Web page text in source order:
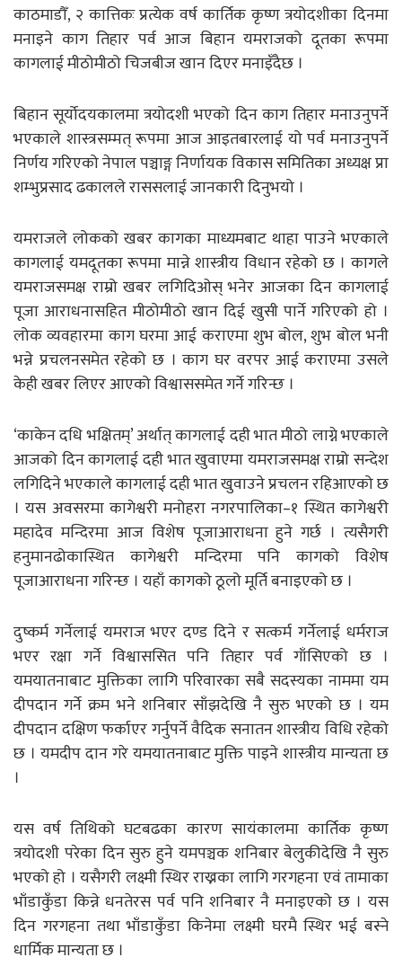
काठमाडौँ, २ कात्तिकः प्रत्येक वर्ष कार्तिक कृष्ण त्रयोदशीका दिनमा
मनाइने काग तिहार पर्व आज बिहान यमराजको दूतका रूपमा
कागलाई मीठोमीठो चिजबीज खान दिएर मनाइँदैछ ।
बिहान सूर्योदयकालमा त्रयोदशी भएको दिन काग तिहार मनाउनुपर्ने
भएकाले शास्त्रसम्मत् रूपमा आज आइतबारलाई यो पर्व मनाउनुपर्ने
निर्णय गरिएको नेपाल पञ्चाङ्ग निर्णायक विकास समितिका अध्यक्ष प्रा
शम्भुप्रसाद ढकालले राससलाई जानकारी दिनुभयो ।
यमराजले लोकको खबर कागका माध्यमबाट थाहा पाउने भएकाले
कागलाई यमदूतका रूपमा मान्ने शास्त्रीय विधान रहेको छ । कागले
यमराजसमक्ष राम्रो खबर लगिदिओस् भनेर आजका दिन कागलाई
पूजा आराधनासहित मीठोमीठो खान दिई खुसी पार्ने गरिएको हो ।
लोक व्यवहारमा काग घरमा आई कराएमा शुभ बोल, शुभ बोल भनी
भन्ने प्रचलनसमेत रहेको छ । काग घर वरपर आई कराएमा उसले
केही खबर लिएर आएको विश्वाससमेत गर्ने गरिन्छ ।
‘काकेन दधि भक्षितम्’ अर्थात् कागलाई दही भात मीठो लाग्ने भएकाले
आजको दिन कागलाई दही भात खुवाएमा यमराजसमक्ष राम्रो सन्देश
लगिदिने भएकाले कागलाई दही भात खुवाउने प्रचलन रहिआएको छ
। यस अवसरमा कागेश्वरी मनोहरा नगरपालिका–१ स्थित कागेश्वरी
महादेव मन्दिरमा आज विशेष पूजाआराधना हुने गर्छ । त्यसैगरी
हनुमानढोकास्थित कागेश्वरी मन्दिरमा पनि कागको विशेष
पूजाआराधना गरिन्छ । यहाँ कागको ठूलो मूर्ति बनाइएको छ ।
दुष्कर्म गर्नेलाई यमराज भएर दण्ड दिने र सत्कर्म गर्नेलाई धर्मराज
भएर रक्षा गर्ने विश्वाससित पनि तिहार पर्व गाँसिएको छ ।
यमयातनाबाट मुक्तिका लागि परिवारका सबै सदस्यका नाममा यम
दीपदान गर्ने क्रम भने शनिबार साँझदेखि नै सुरु भएको छ । यम
दीपदान दक्षिण फर्काएर गर्नुपर्ने वैदिक सनातन शास्त्रीय विधि रहेको
छ । यमदीप दान गरे यमयातनाबाट मुक्ति पाइने शास्त्रीय मान्यता छ
।
यस वर्ष तिथिको घटबढका कारण सायंकालमा कार्तिक कृष्ण
त्रयोदशी परेका दिन सुरु हुने यमपञ्चक शनिबार बेलुकीदेखि नै सुरु
भएको हो । यसैगरी लक्ष्मी स्थिर राख्नका लागि गरगहना एवं तामाका
भाँडाकुँडा किन्ने धनतेरस पर्व पनि शनिबार नै मनाइएको छ । यस
दिन गरगहना तथा भाँडाकुँडा किनेमा लक्ष्मी घरमै स्थिर भई बस्ने
धार्मिक मान्यता छ ।